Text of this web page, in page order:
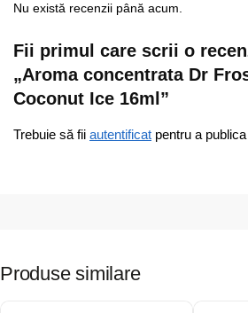
Nu există recenzii până acum.
Fii primul care scrii o
„Aroma concentrata Dr
Coconut Ice 16ml”
Trebuie să fii autentificat pentru a
Produse similare